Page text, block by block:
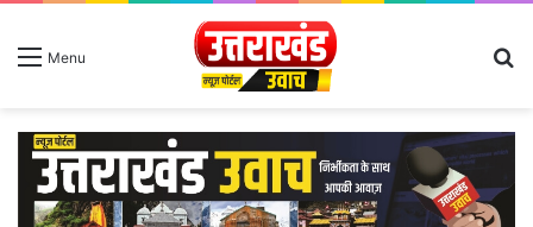
Menu